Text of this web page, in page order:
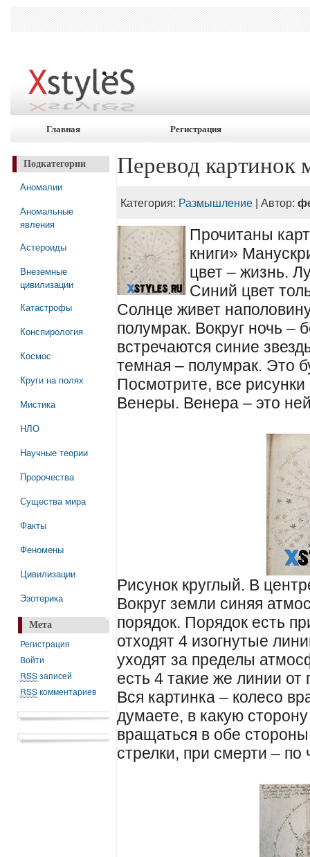
Главная Регистрация
Подкатегории
Аномалии
Аномальные
явления
Астероиды
Внеземные
цивилизации
Катастрофы
Конспирология
Космос
Круги на полях
Мистика
НЛО
Научные теории
Пророчества
Существа мира
Факты
Феномены
Цивилизации
Эзотерика
Мета
Регистрация
Войти
RSSзаписей
RSSкомментариев
Перевод картинок
Категория: Размышление | Автор:
Прочитаны
книги»
цвет – жизнь.
Синий цвет
Солнце живет
полумрак. Вокруг ночь –
встречаются синие
темная – полумрак. Это
Посмотрите, все
Венеры. Венера – это
Рисунок круглый. В
Вокруг земли синяя
порядок. Порядок есть
отходят 4 изогнутые
уходят за пределы
есть 4 такие же линии
Вся картинка – колесо
думаете, в какую
вращаться в обе
стрелки, при смерти – по